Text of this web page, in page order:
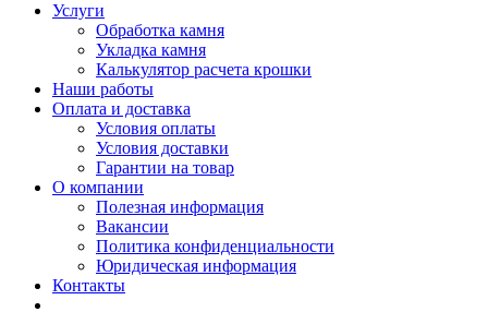
Услуги
Обработка камня
Укладка камня
Калькулятор расчета крошки
Наши работы
Оплата и доставка
Условия оплаты
Условия доставки
Гарантии на товар
О компании
Полезная информация
Вакансии
Политика конфиденциальности
Юридическая информация
Контакты